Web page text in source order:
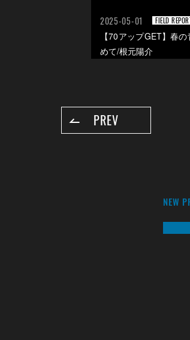
2025-05-01 FIELD
【70アップGET】春
めて/根元陽介
PREV
NEW